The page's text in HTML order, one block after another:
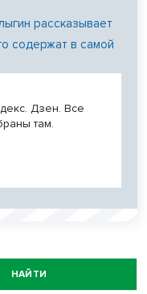
рассказывает
содержат в самой
Дзен. Все
там.
НАЙТИ